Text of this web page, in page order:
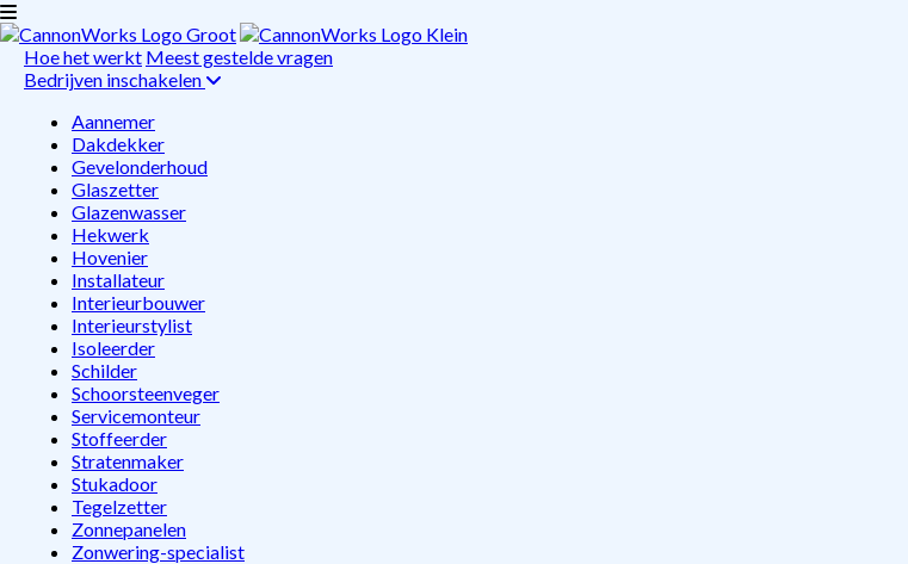
Hoe het werkt Meest gestelde vragen
Bedrijven inschakelen
Aannemer
Dakdekker
Gevelonderhoud
Glaszetter
Glazenwasser
Hekwerk
Hovenier
Installateur
Interieurbouwer
Interieurstylist
Isoleerder
Schilder
Schoorsteenveger
Servicemonteur
Stoffeerder
Stratenmaker
Stukadoor
Tegelzetter
Zonnepanelen
Zonwering-specialist